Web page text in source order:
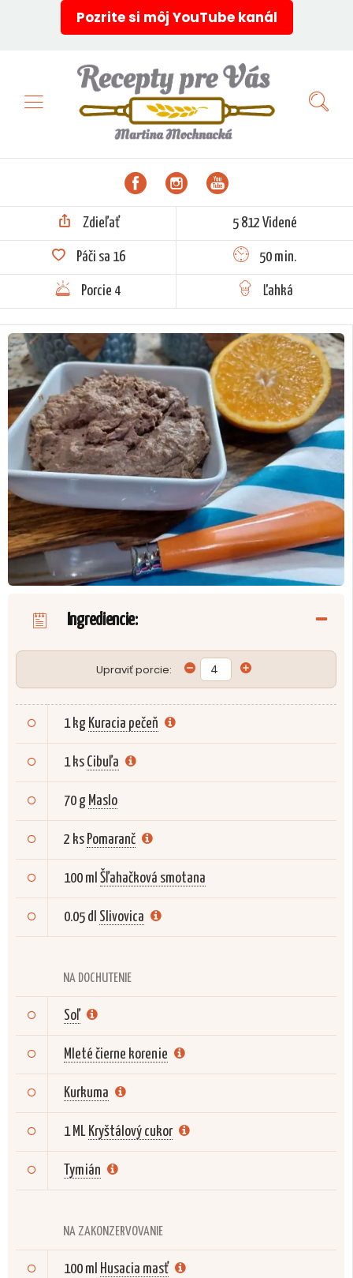
Pozrite si môj YouTube kanál
Zdieľať 5 812 Videné
Páči sa 16 50 min.
Porcie 4 Ľahká
Ingrediencie:
Upraviť porcie:
1 kg Kuracia pečeň
1 ks Cibuľa
70 g Maslo
2 ks Pomaranč
100 ml Šľahačková smotana
0.05 dl Slivovica
NA DOCHUTENIE
Soľ
Mleté čierne korenie
Kurkuma
1 ML Kryštálový cukor
Tymián
NA ZAKONZERVOVANIE
100 ml Husacia masť